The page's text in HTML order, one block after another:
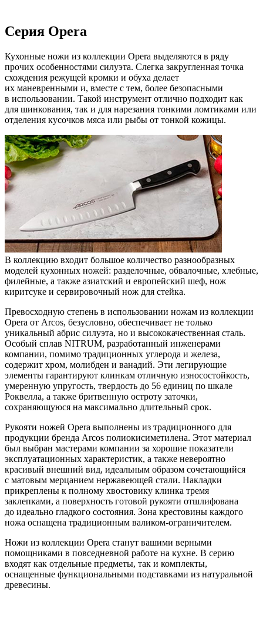
Серия Opera
Кухонные ножи из коллекции Opera выделяются в ряду
прочих особенностями силуэта. Слегка закругленная точка
схождения режущей кромки и обуха делает
их маневренными и, вместе с тем, более безопасными
в использовании. Такой инструмент отлично подходит как
для шинкования, так и для нарезания тонкими ломтиками или
отделения кусочков мяса или рыбы от тонкой кожицы.
В коллекцию входит большое количество разнообразных
моделей кухонных ножей: разделочные, обвалочные, хлебные,
филейные, а также азиатский и европейский шеф, нож
киритсуке и сервировочный нож для стейка.
Превосходную степень в использовании ножам из коллекции
Opera от Arcos, безусловно, обеспечивает не только
уникальный абрис силуэта, но и высококачественная сталь.
Особый сплав NITRUM, разработанный инженерами
компании, помимо традиционных углерода и железа,
содержит хром, молибден и ванадий. Эти легирующие
элементы гарантируют клинкам отличную износостойкость,
умеренную упругость, твердость до 56 единиц по шкале
Роквелла, а также бритвенную остроту заточки,
сохраняющуюся на максимально длительный срок.
Рукояти ножей Opera выполнены из традиционного для
продукции бренда Arcos полиокисиметилена. Этот материал
был выбран мастерами компании за хорошие показатели
эксплуатационных характеристик, а также невероятно
красивый внешний вид, идеальным образом сочетающийся
с матовым мерцанием нержавеющей стали. Накладки
прикреплены к полному хвостовику клинка тремя
заклепками, а поверхность готовой рукояти отшлифована
до идеально гладкого состояния. Зона крестовины каждого
ножа оснащена традиционным валиком-ограничителем.
Ножи из коллекции Opera станут вашими верными
помощниками в повседневной работе на кухне. В серию
входят как отдельные предметы, так и комплекты,
оснащенные функциональными подставками из натуральной
древесины.